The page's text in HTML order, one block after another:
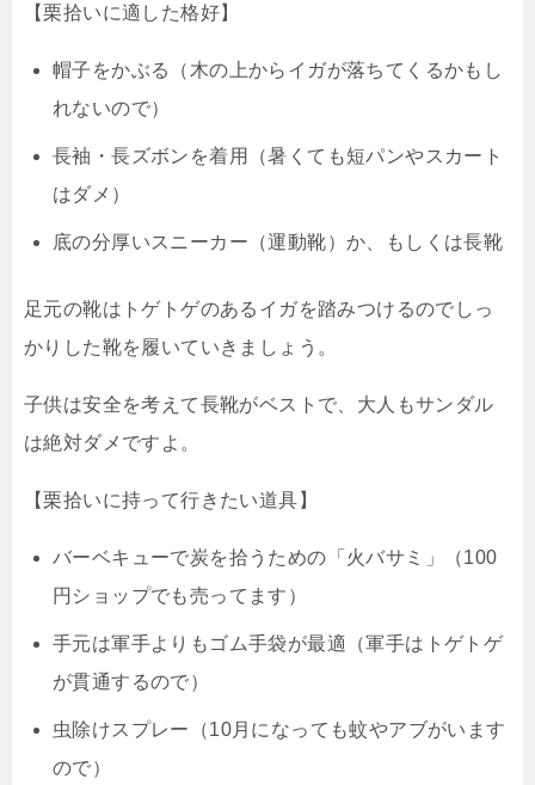
【栗拾いに適した格好】
帽子をかぶる（木の上からイガが落ちてくるかもし
れないので）
長袖・長ズボンを着用（暑くても短パンやスカート
はダメ）
底の分厚いスニーカー（運動靴）か、もしくは長靴
足元の靴はトゲトゲのあるイガを踏みつけるのでしっ
かりした靴を履いていきましょう。
子供は安全を考えて長靴がベストで、大人もサンダル
は絶対ダメですよ。
【栗拾いに持って行きたい道具】
バーベキューで炭を拾うための「火バサミ」（100
円ショップでも売ってます）
手元は軍手よりもゴム手袋が最適（軍手はトゲトゲ
が貫通するので）
虫除けスプレー（10月になっても蚊やアブがいます
ので）